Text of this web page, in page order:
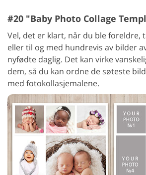
#20 "Baby Photo Collage
Vel, det er klart, når du ble foreldre,
eller til og med hundrevis av bilder
nyfødte daglig. Det kan virke
dem, så du kan ordne de søteste
med fotokollasjemalene.